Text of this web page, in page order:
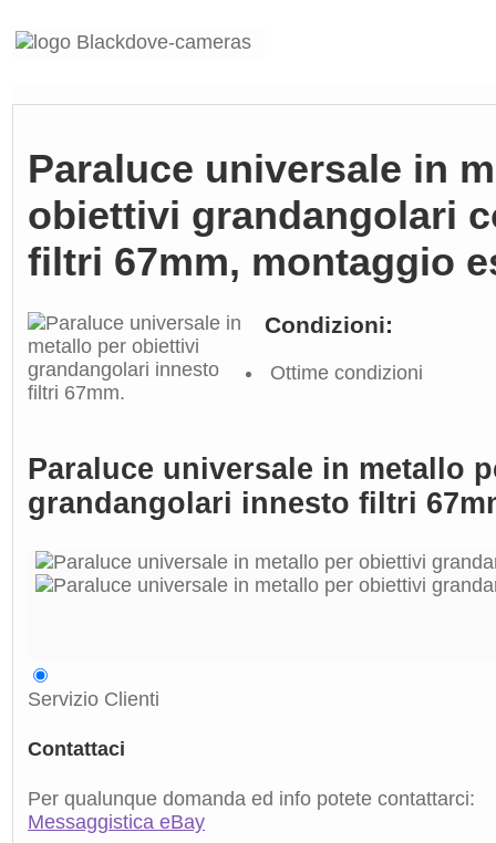
Paraluce universale in
obiettivi grandangolari
filtri 67mm, montaggio
Condizioni:
Ottime condizioni
Paraluce universale in metallo
grandangolari innesto filtri
Servizio Clienti
Contattaci
Per qualunque domanda ed info potete contattarci:
Messaggistica eBay